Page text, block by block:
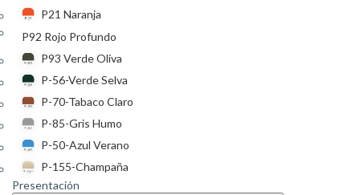
P21 Naranja
P92 Rojo Profundo
P93 Verde Oliva
P-56-Verde Selva
P-70-Tabaco Claro
P-85-Gris Humo
P-50-Azul Verano
P-155-Champaña
Presentación